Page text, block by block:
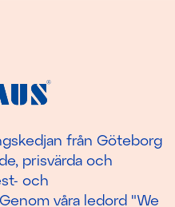
från Göteborg
prisvärda och
och
våra ledord "We